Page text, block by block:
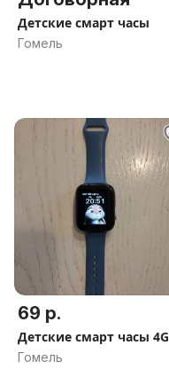
Детские смарт часы
Гомель
69 р.
Детские смарт часы 4G
Гомель